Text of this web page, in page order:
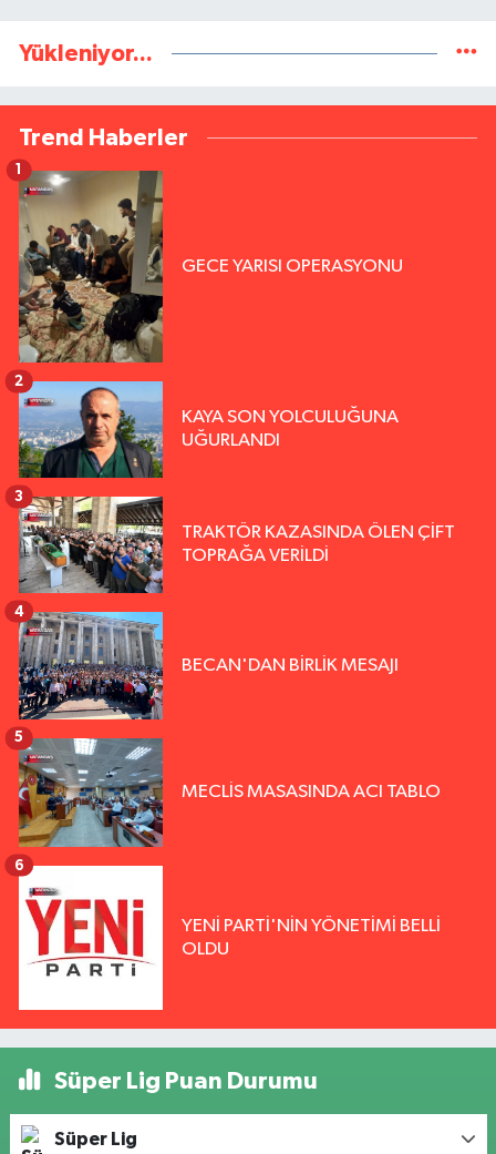
Yükleniyor...
Trend Haberler
GECE YARISI OPERASYONU
1
KAYA SON YOLCULUĞUNA
UĞURLANDI
2
TRAKTÖR KAZASINDA ÖLEN ÇİFT
TOPRAĞA VERİLDİ
3
BECAN'DAN BİRLİK MESAJI
4
MECLİS MASASINDA ACI TABLO
5
YENİ PARTİ'NİN YÖNETİMİ BELLİ
OLDU
6
Süper Lig Puan Durumu
Süper Lig